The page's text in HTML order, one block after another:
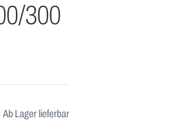
300
Ab Lager lieferbar